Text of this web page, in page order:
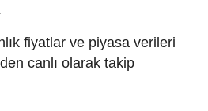
fiyatlar ve piyasa verileri
canlı olarak takip